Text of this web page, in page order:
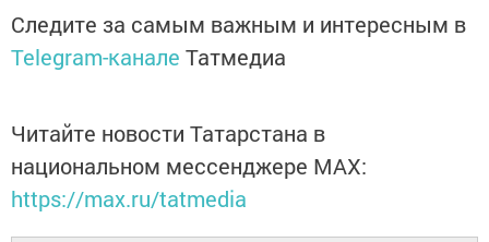
Следите за самым важным и интересным в
Telegram-канале Татмедиа
Читайте новости Татарстана в
национальном мессенджере MАХ:
https://max.ru/tatmedia